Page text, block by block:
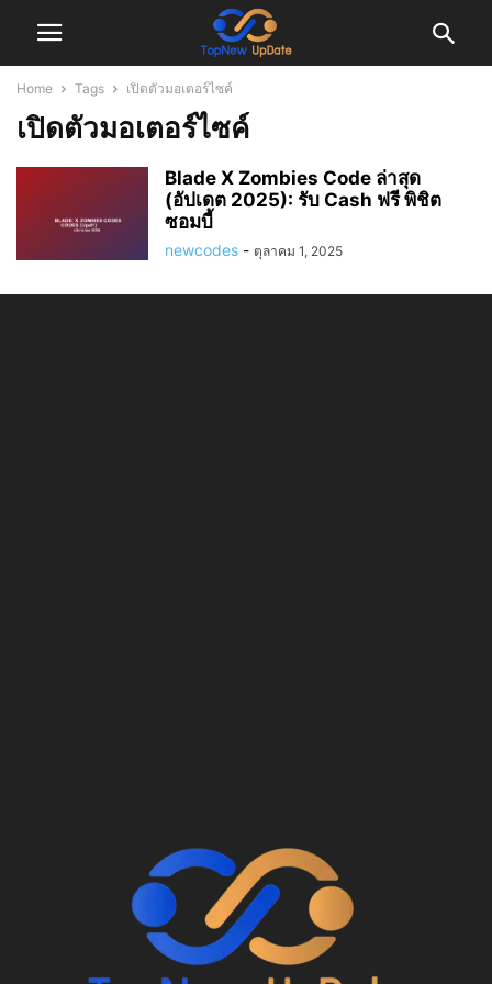
Home Tags เปิดตัวมอเตอร์ไซค์
เปิดตัวมอเตอร์ไซค์
Blade X Zombies Code ล่าสุด
(อัปเดต 2025): รับ Cash ฟรี พิชิต
ซอมบี้
newcodes - ตุลาคม 1, 2025